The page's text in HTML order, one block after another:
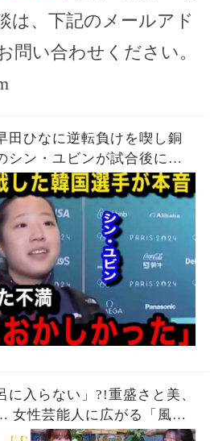
は、下記のメールアド
問い合わせください。
田ひなに逆転負けを喫し銅
シン・ユビンが試合後に漏
日本女子エースが左腕を負傷
た理由に驚きを隠せない...
に入らない」?!重盛さと美、
女性芸能人に広がる「風呂
ムに異論噴出「いろんなと